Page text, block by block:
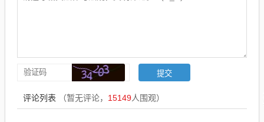
评论列表 （暂无评论， 15149人围观）